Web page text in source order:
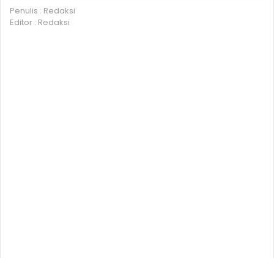
Penulis : Redaksi
Editor : Redaksi